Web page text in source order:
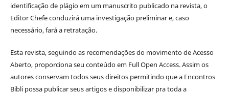
identificação de plágio em um manuscrito publicado na revista, o
Editor Chefe conduzirá uma investigação preliminar e, caso
necessário, fará a retratação.
Esta revista, seguindo as recomendações do movimento de Acesso
Aberto, proporciona seu conteúdo em Full Open Access. Assim os
autores conservam todos seus direitos permitindo que a Encontros
Bibli possa publicar seus artigos e disponibilizar pra toda a